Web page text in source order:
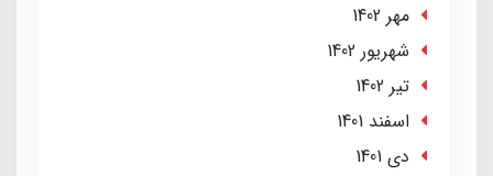
مهر 1402
شهریور 1402
تير 1402
اسفند 1401
دی 1401